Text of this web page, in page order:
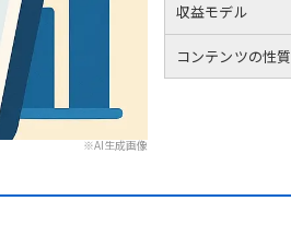
※AI生成画像
収益モデル
コンテンツの性質